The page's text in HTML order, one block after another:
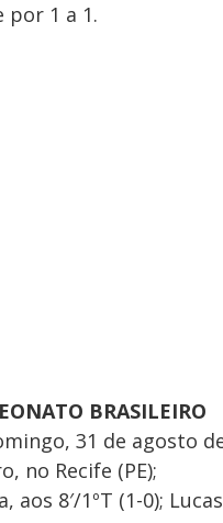
por 1 a 1.
BRASILEIRO
31 de agosto
no Recife (PE);
aos 8′/1ºT (1-0);